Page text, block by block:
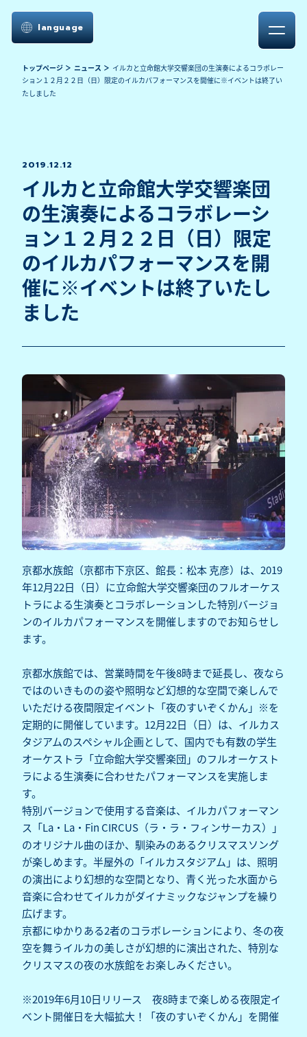
language
トップページ ニュース
イルカと立命館大学交響楽団の生演奏によるコラボレー
ション１２月２２日（日）限定のイルカパフォーマンスを開催に※イベントは終了い
たしました
2019.12.12
イルカと立命館大学交響楽団
の生演奏によるコラボレーシ
ョン１２月２２日（日）限定
のイルカパフォーマンスを開
催に※イベントは終了いたし
ました
京都水族館（京都市下京区、館長：松本 克彦）は、2019
年12月22日（日）に立命館大学交響楽団のフルオーケス
トラによる生演奏とコラボレーションした特別バージョ
ンのイルカパフォーマンスを開催しますのでお知らせし
ます。
京都水族館では、営業時間を午後8時まで延長し、夜なら
ではのいきものの姿や照明など幻想的な空間で楽しんで
いただける夜間限定イベント「夜のすいぞくかん」※を
定期的に開催しています。12月22日（日）は、イルカス
タジアムのスペシャル企画として、国内でも有数の学生
オーケストラ「立命館大学交響楽団」のフルオーケスト
ラによる生演奏に合わせたパフォーマンスを実施しま
す。
特別バージョンで使用する音楽は、イルカパフォーマン
ス「La・La・Fin CIRCUS（ラ・ラ・フィンサーカス）」
のオリジナル曲のほか、馴染みのあるクリスマスソング
が楽しめます。半屋外の「イルカスタジアム」は、照明
の演出により幻想的な空間となり、青く光った水面から
音楽に合わせてイルカがダイナミックなジャンプを繰り
広げます。
京都にゆかりある2者のコラボレーションにより、冬の夜
空を舞うイルカの美しさが幻想的に演出された、特別な
クリスマスの夜の水族館をお楽しみください。
※2019年6月10日リリース 夜8時まで楽しめる夜限定イ
ベント開催日を大幅拡大！「夜のすいぞくかん」を開催